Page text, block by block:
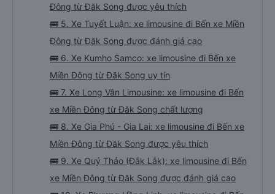
Đông từ Đăk Song được yêu thích
🚌 5. Xe Tuyết Luận: xe limousine đi Bến xe Miền
Đông từ Đăk Song được đánh giá cao
🚌 6. Xe Kumho Samco: xe limousine đi Bến xe
Miền Đông từ Đăk Song uy tín
🚌 7. Xe Long Vân Limousine: xe limousine đi Bến
xe Miền Đông từ Đăk Song chất lượng
🚌 8. Xe Gia Phú - Gia Lai: xe limousine đi Bến xe
Miền Đông từ Đăk Song được yêu thích
🚌 9. Xe Quý Thảo (Đắk Lắk): xe limousine đi Bến
xe Miền Đông từ Đăk Song được đánh giá cao